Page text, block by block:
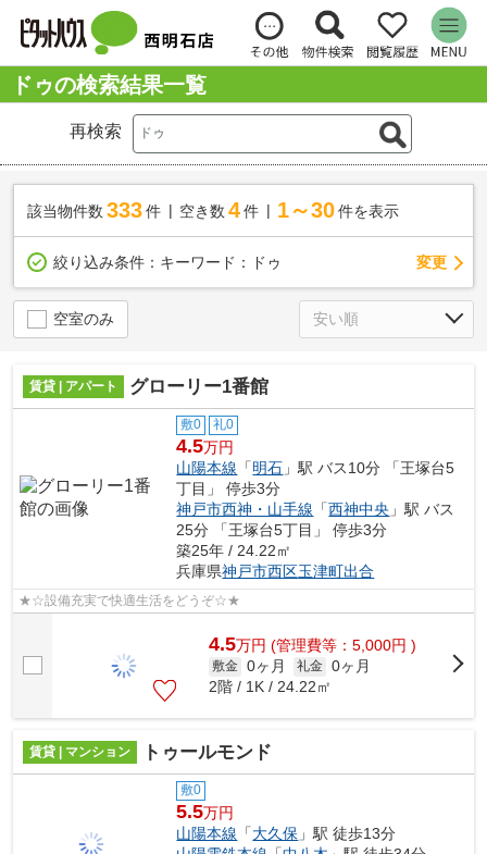
ドゥの検索結果一覧
再検索
該当物件数 333件 空き数 4 件 1～30 件を表示
絞り込み条件： キーワード：ドゥ 変更
空室のみ
賃貸 | アパート グローリー1番館
敷0 礼0
4.5万円
山陽本線 「明石 」駅 バス10分 「王塚台5
丁目」 停歩3分
神戸市西神・山手線 「西神中央 」駅 バス
25分 「王塚台5丁目」 停歩3分
築25年 / 24.22㎡
兵庫県神戸市西区玉津町出合
★☆設備充実で快適生活をどうぞ☆★
4.5万円 (管理費等：5,000円 )
敷金 0ヶ月 礼金 0ヶ月
2階 / 1K / 24.22㎡
賃貸 | マンション トゥールモンド
敷0
5.5万円
山陽本線 「大久保 」駅 徒歩13分